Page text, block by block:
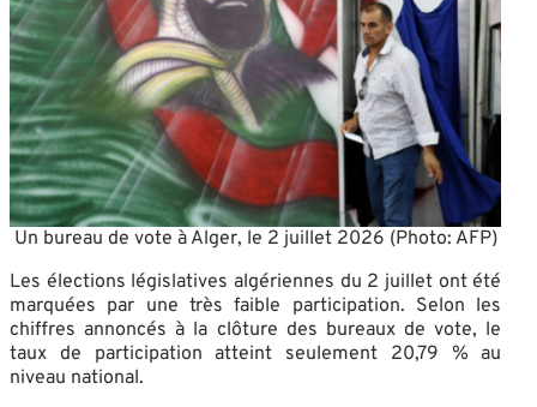
Un bureau de vote à Alger, le 2 juillet 2026 (Photo: AFP)
Les élections législatives algériennes du 2 juillet ont été
marquées par une très faible participation. Selon les
chiffres annoncés à la clôture des bureaux de vote, le
taux de participation atteint seulement 20,79 % au
niveau national.